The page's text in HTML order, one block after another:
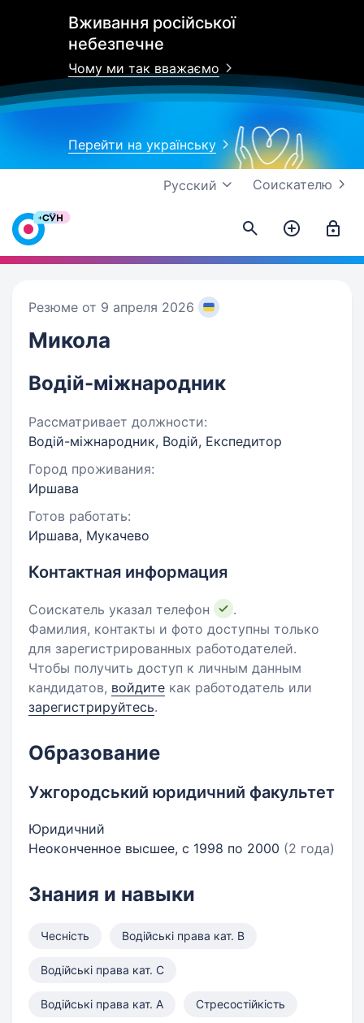
Вживання російської
небезпечне
Чому ми так вважаємо
Перейти на українську
Соискателю
Русский
Резюме от 9 апреля 2026
Микола
Водій-міжнародник
Рассматривает должности:
Водій-міжнародник, Водій, Експедитор
Город проживания:
Иршава
Готов работать:
Иршава, Мукачево
Контактная информация
Соискатель указал телефон
.
Фамилия, контакты и фото доступны только
для зарегистрированных работодателей.
Чтобы получить доступ к личным данным
кандидатов, войдите как работодатель или
зарегистрируйтесь.
Образование
Ужгородський юридичний факультет
Юридичний
Неоконченное высшее, с 1998 по 2000 (2 года)
Знания и навыки
Чесність Водійські права кат. B
Водійські права кат. C
Водійські права кат. A Стресостійкість